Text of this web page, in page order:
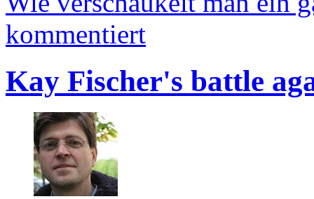
kommentiert
Kay Fischer's battle